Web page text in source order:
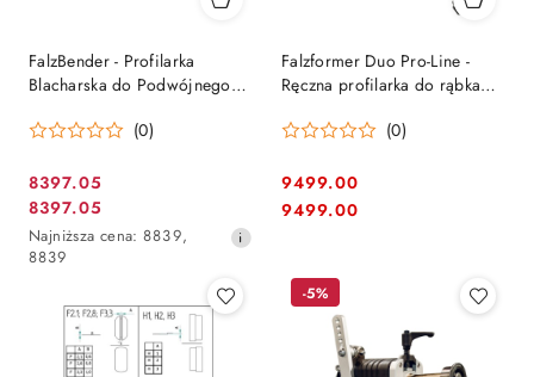
FalzBender - Profilarka
Blacharska do Podwójnego
Tools
(0)
Cena
promocyjna:
8397.05
Cena
promocyjna:
8397.05
Najniższa
cena
przed
obniżką
Najniższa cena: 8839,
8839
Falzformer Duo Pro-Line -
Ręczna profilarka do rąbka
(0)
Cena:
9499.00
Cena:
9499.00
-5%